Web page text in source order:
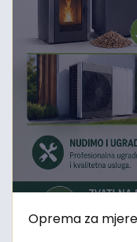
Oprema za